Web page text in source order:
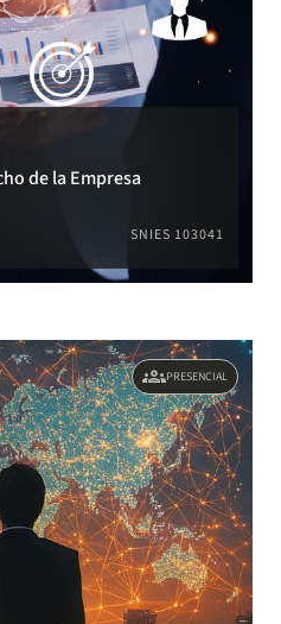
de la Empresa
SNIES 103041
groupsPRESENCIAL